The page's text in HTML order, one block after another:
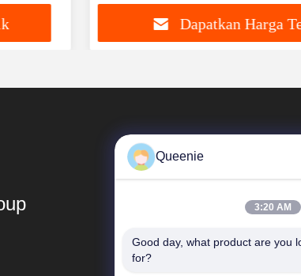
Dapatkan Harga
Tautan
Queenie
3:20 AM
Good day, what product are you
for?